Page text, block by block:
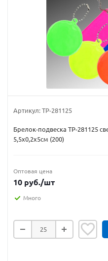
Артикул: ТР-281125
Брелок-подвеска ТР-281125
5,5х0,2х5см (200)
Оптовая цена
10 руб./шт
Много